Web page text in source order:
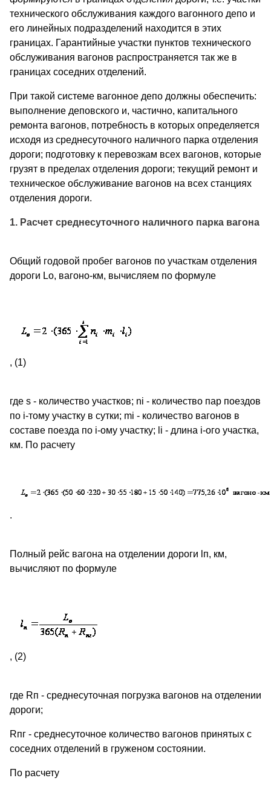
технического обслуживания каждого вагонного депо и
его линейных подразделений находится в этих
границах. Гарантийные участки пунктов технического
обслуживания вагонов распространяется так же в
границах соседних отделений.
При такой системе вагонное депо должны обеспечить:
выполнение деповского и, частично, капитального
ремонта вагонов, потребность в которых определяется
исходя из среднесуточного наличного парка отделения
дороги; подготовку к перевозкам всех вагонов, которые
грузят в пределах отделения дороги; текущий ремонт и
техническое обслуживание вагонов на всех станциях
отделения дороги.
1. Расчет среднесуточного наличного парка вагона
Общий годовой пробег вагонов по участкам отделения
дороги Lo, вагоно-км, вычисляем по формуле
, (1)
где s - количество участков; ni - количество пар поездов
по i-тому участку в сутки; mi - количество вагонов в
составе поезда по i-ому участку; li - длина i-ого участка,
км. По расчету
.
Полный рейс вагона на отделении дороги lп, км,
вычисляют по формуле
, (2)
где Rп - среднесуточная погрузка вагонов на отделении
дороги;
Rпг - среднесуточное количество вагонов принятых с
соседних отделений в груженом состоянии.
По расчету